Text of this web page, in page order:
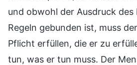
und obwohl der Ausdruck des
Regeln gebunden ist, muss
Pflicht erfüllen, die er zu
tun, was er tun muss. Der